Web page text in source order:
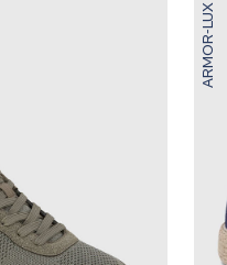
ARMOR-LUX